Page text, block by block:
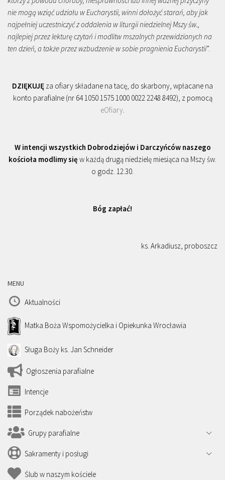
nie mogą wziąć udziału w Eucharystii, winni dołożyć starań, aby jak
najpełniej uczestniczyć z oddalenia w liturgii niedzielnej Mszy św.,
najlepiej przez lekturę czytań i modlitw mszalnych przewidzianych na
ten dzień, a także przez wzbudzenie w sobie pragnienia Eucharystii”.
DZIĘKUJĘ za ofiary składane na tacę, do skarbony, wpłacane na
konto parafialne (nr 64 1050 1575 1000 0022 2248 8492), z pomocą
eOfiary
W intencji wszystkich Dobrodziejów i Darczyńców naszego
kościoła modlimy się w każdą drugą niedzielę miesiąca na Mszy św.
o godz. 12.30.
Bóg zapłać!
ks. Arkadiusz, proboszcz
MENU
Aktualności
Matka Boża Wspomożycielka i Opiekunka Wrocławia
Sługa Boży ks. Jan Schneider
Ogłoszenia parafialne
Intencje
Porządek nabożeństw
Grupy parafialne
Sakramenty i posługi
Ślub w naszym kościele